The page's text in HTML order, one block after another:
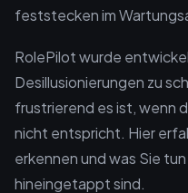
feststecken im
RolePilot wurde
Desillusionierungen zu
frustrierend es ist, wenn
nicht entspricht. Hier
erkennen und was Sie
hineingetappt sind.